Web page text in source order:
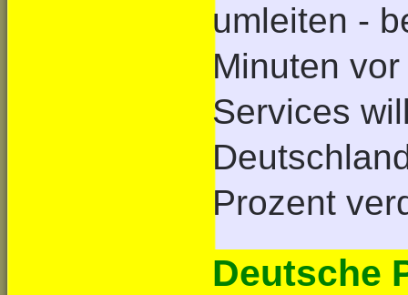
umleiten -
Minuten
Services
Prozent
Deutsche